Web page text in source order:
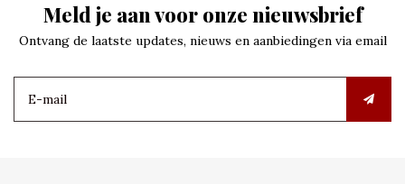
Meld je aan voor onze nieuwsbrief
Ontvang de laatste updates, nieuws en aanbiedingen via email